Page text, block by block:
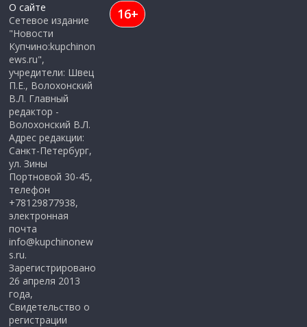
О сайте
Сетевое издание
"Новости
Купчино:kupchinon
ews.ru",
учредители: Швец
П.Е., Волохонский
В.Л. Главный
редактор -
Волохонский В.Л.
Адрес редакции:
Санкт-Петербург,
ул. Зины
Портновой 30-45,
телефон
+78129877938,
электронная
почта
info@kupchinonew
s.ru.
Зарегистрировано
26 апреля 2013
года,
Свидетельство о
регистрации
16+